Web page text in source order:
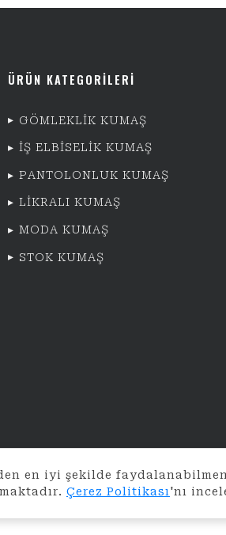
ÜRÜN KATEGORİLERİ
GÖMLEKLİK KUMAŞ
İŞ ELBİSELİK KUMAŞ
PANTOLONLUK KUMAŞ
LİKRALI KUMAŞ
MODA KUMAŞ
STOK KUMAŞ
en iyi şekilde
Çerez Politikası 'nı